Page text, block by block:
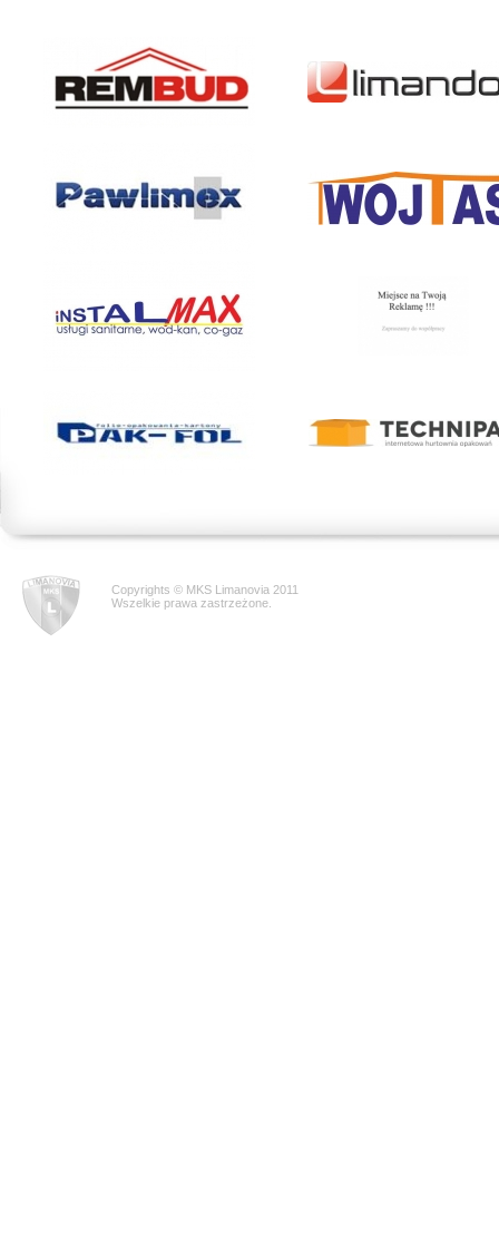
Copyrights © MKS Limanovia 2011
Wszelkie prawa zastrzeżone.